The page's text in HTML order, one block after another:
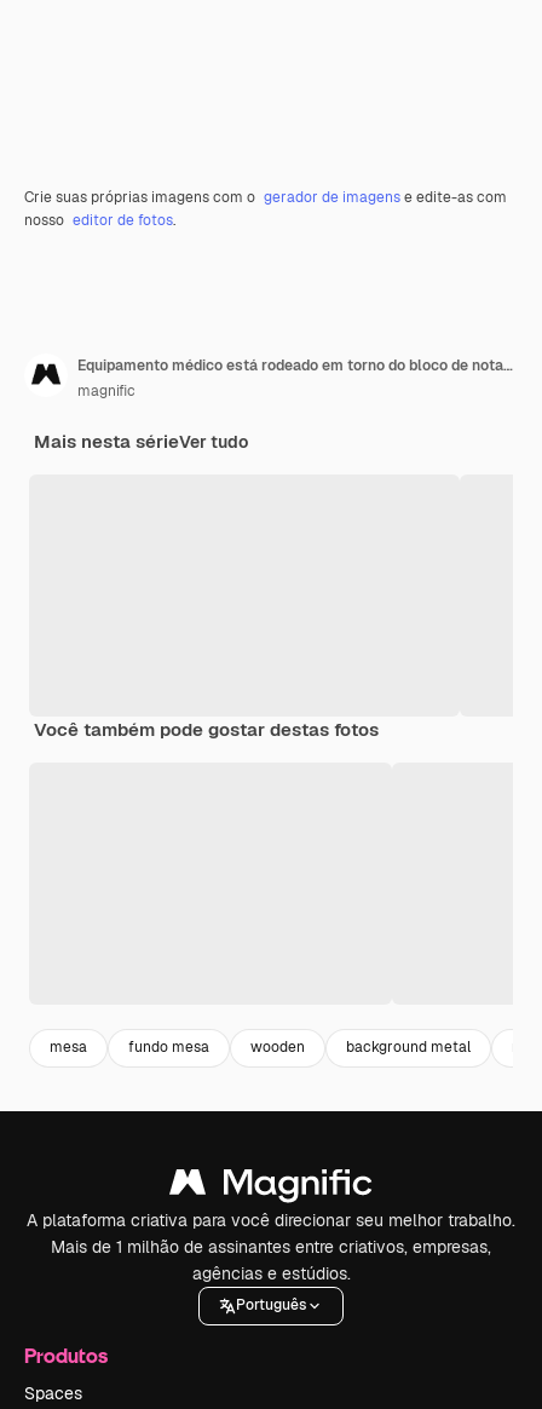
Crie suas próprias imagens com o gerador de imagense edite-as com
nosso editor de fotos.
Equipamento médico está rodeado em torno do bloco de notas espiral em branco na mesa de madeira
magnific
Mais nesta sérieVer tudo
Você também pode gostar destas fotos
mesa fundo mesa wooden background metal
A plataforma criativa para você direcionar seu melhor trabalho.
Mais de 1 milhão de assinantes entre criativos, empresas,
agências e estúdios.
Português
Produtos
Spaces